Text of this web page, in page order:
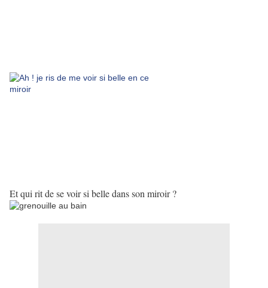
Et qui rit de se voir si belle dans son miroir ?